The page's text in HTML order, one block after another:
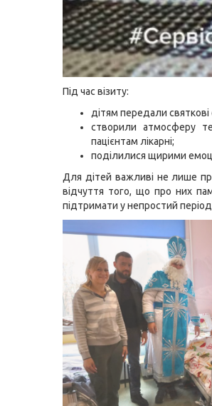
Під час візиту:
дітям передали
створили атмосферу
пацієнтам лікарні;
поділилися щирими
Для дітей важливі не лише
відчуття того, що про них
підтримати у непростий